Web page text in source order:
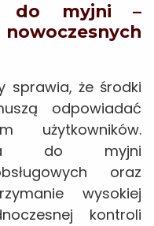
do myjni –
sprawia, że środki
odpowiadać
użytkowników.
do myjni
oraz
wysokiej
kontroli